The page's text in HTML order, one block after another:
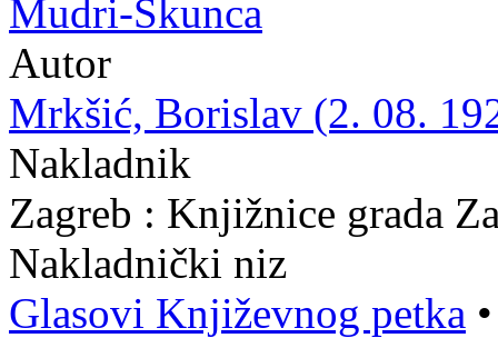
Mudri-Škunca
Autor
Mrkšić, Borislav (2. 08.
Nakladnik
Zagreb : Knjižnice grada
Nakladnički niz
Glasovi Književnog petka